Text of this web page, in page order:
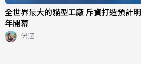
全世界最大的貓型工廠 斥資打造預計明
年開幕
偌涵